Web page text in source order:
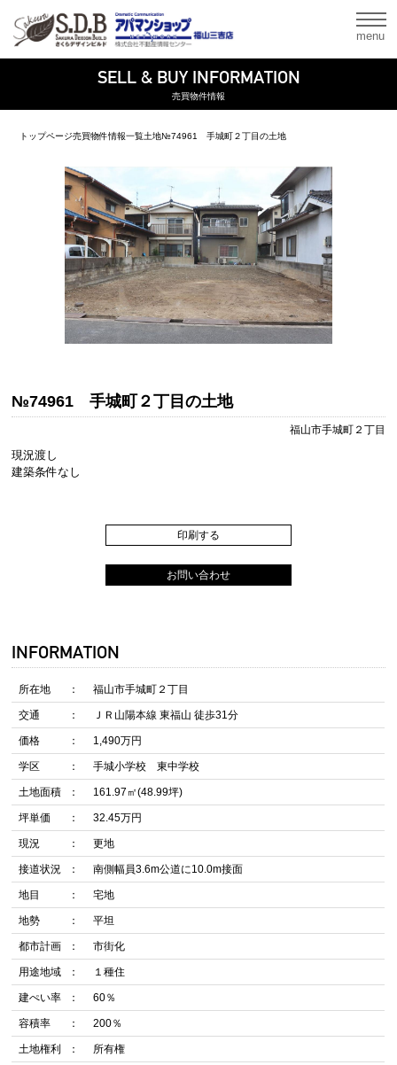
menu
SELL & BUY INFORMATION
売買物件情報
トップページ売買物件情報一覧土地№74961 手城町２丁目の土地
№74961 手城町２丁目の土地
福山市手城町２丁目
現況渡し
建築条件なし
印刷する
お問い合わせ
INFORMATION
所在地 福山市手城町２丁目
交通 ＪＲ山陽本線 東福山 徒歩31分
価格 1,490万円
学区 手城小学校 東中学校
土地面積 161.97㎡(48.99坪)
坪単価 32.45万円
現況 更地
接道状況 南側幅員3.6m公道に10.0m接面
地目 宅地
地勢 平坦
都市計画 市街化
用途地域 １種住
建ぺい率 60％
容積率 200％
土地権利 所有権